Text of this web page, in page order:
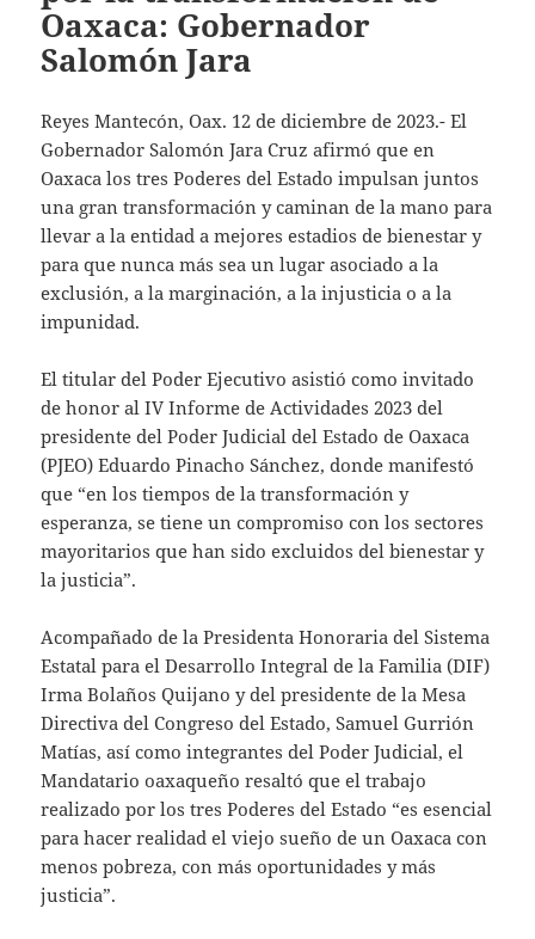
Oaxaca: Gobernador
Salomón Jara
Reyes Mantecón, Oax. 12 de diciembre de 2023.- El
Gobernador Salomón Jara Cruz afirmó que en
Oaxaca los tres Poderes del Estado impulsan juntos
una gran transformación y caminan de la mano para
llevar a la entidad a mejores estadios de bienestar y
para que nunca más sea un lugar asociado a la
exclusión, a la marginación, a la injusticia o a la
impunidad.
El titular del Poder Ejecutivo asistió como invitado
de honor al IV Informe de Actividades 2023 del
presidente del Poder Judicial del Estado de Oaxaca
(PJEO) Eduardo Pinacho Sánchez, donde manifestó
que “en los tiempos de la transformación y
esperanza, se tiene un compromiso con los sectores
mayoritarios que han sido excluidos del bienestar y
la justicia”.
Acompañado de la Presidenta Honoraria del Sistema
Estatal para el Desarrollo Integral de la Familia (DIF)
Irma Bolaños Quijano y del presidente de la Mesa
Directiva del Congreso del Estado, Samuel Gurrión
Matías, así como integrantes del Poder Judicial, el
Mandatario oaxaqueño resaltó que el trabajo
realizado por los tres Poderes del Estado “es esencial
para hacer realidad el viejo sueño de un Oaxaca con
menos pobreza, con más oportunidades y más
justicia”.